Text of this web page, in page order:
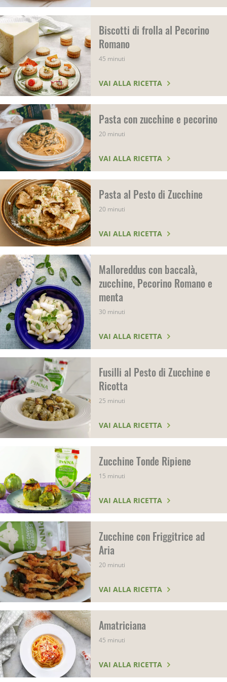
Biscotti di frolla al Pecorino
Romano
45 minuti
VAI ALLA RICETTA
Pasta con zucchine e pecorino
20 minuti
VAI ALLA RICETTA
Pasta al Pesto di Zucchine
20 minuti
VAI ALLA RICETTA
Malloreddus con baccalà,
zucchine, Pecorino Romano e
menta
30 minuti
VAI ALLA RICETTA
Fusilli al Pesto di Zucchine e
Ricotta
25 minuti
VAI ALLA RICETTA
Zucchine Tonde Ripiene
15 minuti
VAI ALLA RICETTA
Zucchine con Friggitrice ad
Aria
20 minuti
VAI ALLA RICETTA
Amatriciana
45 minuti
VAI ALLA RICETTA